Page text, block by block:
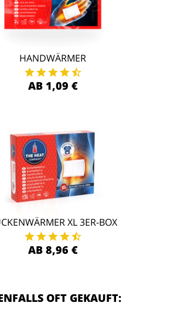
HANDWÄRMER
AB 1,09 €
XL 3ER-BOX
AB 8,96 €
OFT GEKAUFT: